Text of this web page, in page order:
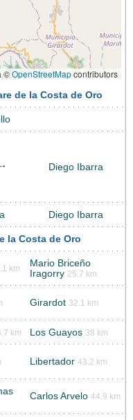
©OpenStreetMapcontributors
de la Costa de Oro
Diego Ibarra
Diego Ibarra
la Costa de Oro
km
Mario Briceño
Iragorry 25.7 km
Girardot 32.1 km
km Los Guayos 38 km
Libertador 43.2 km
Carlos Arvelo 44.9 km